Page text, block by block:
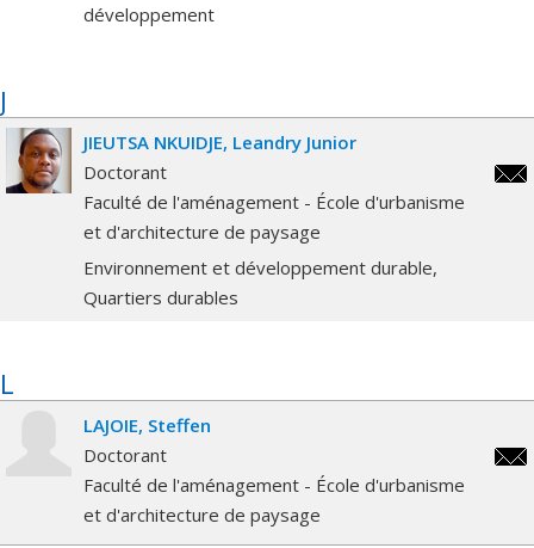
développement
J
JIEUTSA NKUIDJE Leandry Junior
Doctorant
Faculté de l'aménagement - École d'urbanisme
et d'architecture de paysage
Environnement et développement durable
Quartiers durables
L
LAJOIE Steffen
Doctorant
Faculté de l'aménagement - École d'urbanisme
et d'architecture de paysage